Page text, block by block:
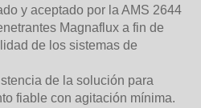
y aceptado por la AMS 2644
Magnaflux a fin de
de los sistemas de
de la solución para
fiable con agitación mínima.